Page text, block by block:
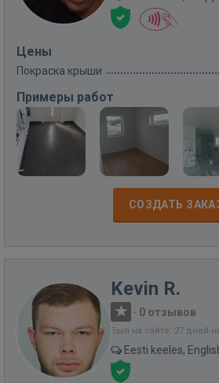
Цены
Покраска крыши
Примеры работ
СОЗДАТЬ
Kevin R.
· 0 отзывов
Был на сайте: 27 дней
Eesti keeles,